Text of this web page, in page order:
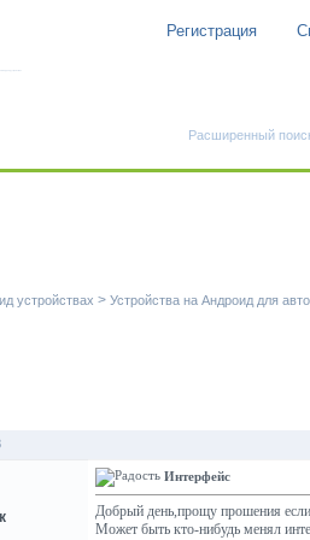
Регистрация
Расширенный
устройствах > Устройства на Андроид для
Интерфейс
Добрый день,прощу прошения
Может быть кто-нибудь менял